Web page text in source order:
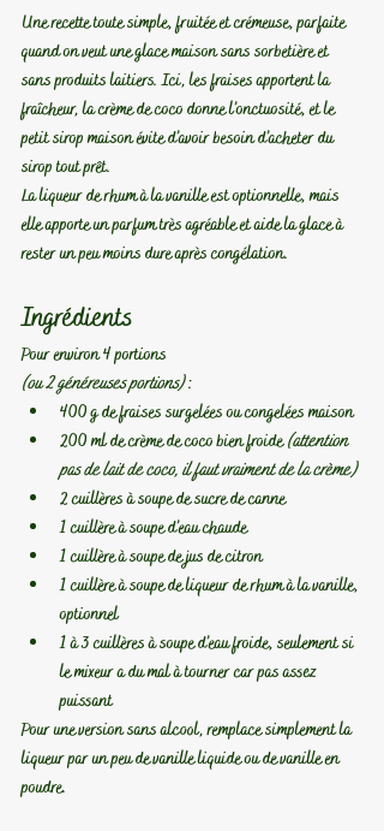
Une recette toute simple, fruitée et crémeuse, parfaite
quand on veut une glace maison sans sorbetière et
sans produits laitiers. Ici, les fraises apportent la
fraîcheur, la crème de coco donne l’onctuosité, et le
petit sirop maison évite d’avoir besoin d’acheter du
sirop tout prêt.
La liqueur de rhum à la vanille est optionnelle, mais
elle apporte un parfum très agréable et aide la glace à
rester un peu moins dure après congélation.
Ingrédients
Pour environ 4 portions
(ou 2 généreuses portions) :
400 g de fraises surgelées ou congelées maison
200 ml de crème de coco bien froide (attention
pas de lait de coco, il faut vraiment de la crème)
2 cuillères à soupe de sucre de canne
1 cuillère à soupe d’eau chaude
1 cuillère à soupe de jus de citron
1 cuillère à soupe de liqueur de rhum à la vanille,
optionnel
1 à 3 cuillères à soupe d’eau froide, seulement si
le mixeur a du mal à tourner car pas assez
puissant
Pour une version sans alcool, remplace simplement la
liqueur par un peu de vanille liquide ou de vanille en
poudre.